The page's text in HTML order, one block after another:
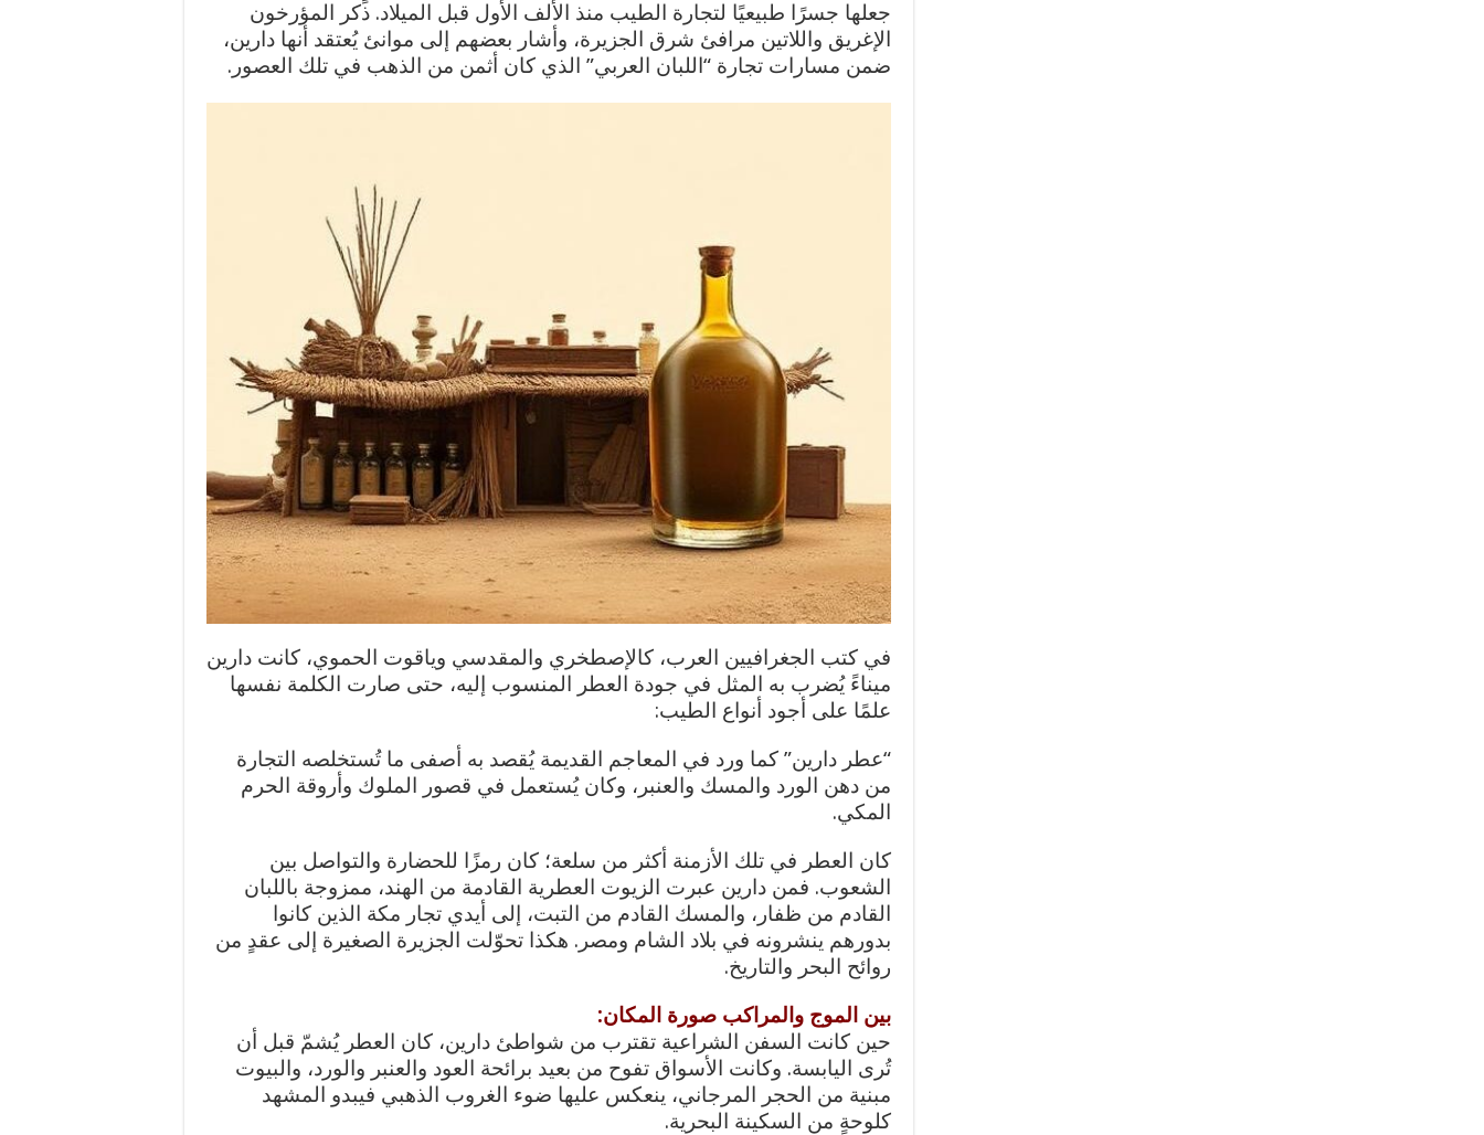
جعلها جسرًا طبيعيًا لتجارة الطيب منذ الألف الأول قبل الميلاد. ذكر المؤرخون
الإغريق واللاتين مرافئ شرق الجزيرة، وأشار بعضهم إلى موانئ يُعتقد أنها دارين،
ضمن مسارات تجارة “اللبان العربي” الذي كان أثمن من الذهب في تلك العصور.
في كتب الجغرافيين العرب، كالإصطخري والمقدسي وياقوت الحموي، كانت دارين
ميناءً يُضرب به المثل في جودة العطر المنسوب إليه، حتى صارت الكلمة نفسها
علمًا على أجود أنواع الطيب:
“عطر دارين” كما ورد في المعاجم القديمة يُقصد به أصفى ما تُستخلصه التجارة
من دهن الورد والمسك والعنبر، وكان يُستعمل في قصور الملوك وأروقة الحرم
المكي.
كان العطر في تلك الأزمنة أكثر من سلعة؛ كان رمزًا للحضارة والتواصل بين
الشعوب. فمن دارين عبرت الزيوت العطرية القادمة من الهند، ممزوجة باللبان
القادم من ظفار، والمسك القادم من التبت، إلى أيدي تجار مكة الذين كانوا
بدورهم ينشرونه في بلاد الشام ومصر. هكذا تحوّلت الجزيرة الصغيرة إلى عقدٍ من
روائح البحر والتاريخ.
بين الموج والمراكب صورة المكان:
حين كانت السفن الشراعية تقترب من شواطئ دارين، كان العطر يُشمّ قبل أن
تُرى اليابسة. وكانت الأسواق تفوح من بعيد برائحة العود والعنبر والورد، والبيوت
مبنية من الحجر المرجاني، ينعكس عليها ضوء الغروب الذهبي فيبدو المشهد
كلوحةٍ من السكينة البحرية.